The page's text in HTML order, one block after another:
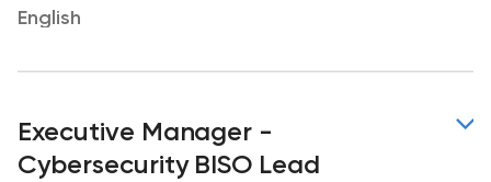
English
Executive Manager -
Cybersecurity BISO Lead